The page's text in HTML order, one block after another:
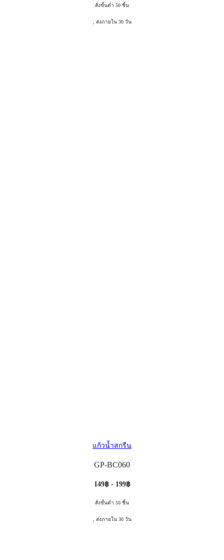
สั่งขั้นต่ำ 50 ชิ้น
, ส่งภายใน 30 วัน
แก้วน้ำสกรีน
GP-BC060
149฿ - 199฿
สั่งขั้นต่ำ 50 ชิ้น
, ส่งภายใน 30 วัน